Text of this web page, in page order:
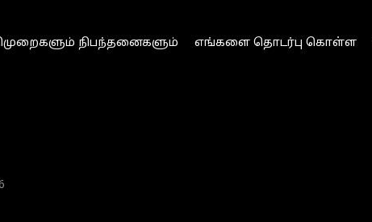
நிபந்தனைகளும் எங்களை தொடர்பு கொள்ள